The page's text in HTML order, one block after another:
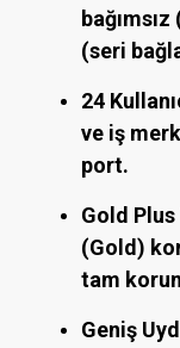
(seri
24
ve iş
port.
Gold
(Gold)
tam
Geniş